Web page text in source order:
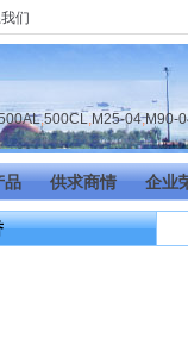
们
,500CL,M25-04,M90-
品 供求商情 企业